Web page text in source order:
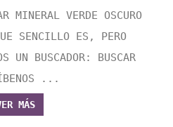
MINERAL VERDE OSCURO
SENCILLO ES, PERO
UN BUSCADOR: BUSCAR
...
MÁS